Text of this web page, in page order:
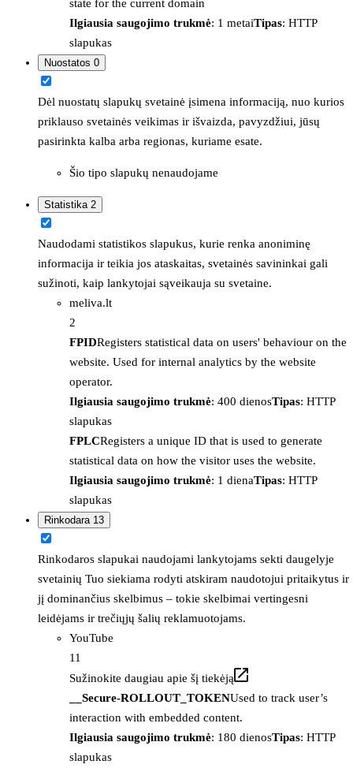
state for the current domain
Ilgiausia saugojimo trukmė: 1 metaiTipas: HTTP
slapukas
Nuostatos 0
Dėl nuostatų slapukų svetainė įsimena informaciją, nuo kurios
priklauso svetainės veikimas ir išvaizda, pavyzdžiui, jūsų
pasirinkta kalba arba regionas, kuriame esate.
Šio tipo slapukų nenaudojame
Statistika 2
Naudodami statistikos slapukus, kurie renka anoniminę
informacija ir teikia jos ataskaitas, svetainės savininkai gali
sužinoti, kaip lankytojai sąveikauja su svetaine.
meliva.lt
2
FPIDRegisters statistical data on users' behaviour on the
website. Used for internal analytics by the website
operator.
Ilgiausia saugojimo trukmė: 400 dienosTipas: HTTP
slapukas
FPLCRegisters a unique ID that is used to generate
statistical data on how the visitor uses the website.
Ilgiausia saugojimo trukmė: 1 dienaTipas: HTTP
slapukas
Rinkodara 13
Rinkodaros slapukai naudojami lankytojams sekti daugelyje
svetainių Tuo siekiama rodyti atskiram naudotojui pritaikytus ir
jį dominančius skelbimus – tokie skelbimai vertingesni
leidėjams ir trečiųjų šalių reklamuotojams.
YouTube
11
Sužinokite daugiau apie šį tiekėją
__Secure-ROLLOUT_TOKENUsed to track user’s
interaction with embedded content.
Ilgiausia saugojimo trukmė: 180 dienosTipas: HTTP
slapukas